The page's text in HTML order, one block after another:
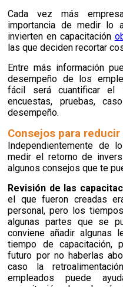
Cada vez más
importancia de medir lo
invierten en capacitación
las que deciden recortar
Entre más información
desempeño de los
fácil será cuantificar el
encuestas, pruebas,
desempeño.
Consejos para
Independientemente de
medir el retorno de
algunos consejos que te
Revisión de las
el que fueron creadas
personal, pero los
algunas partes que se
conviene añadir algunas
tiempo decapacitación,
futuro por no haberlas
caso la
empleados puede